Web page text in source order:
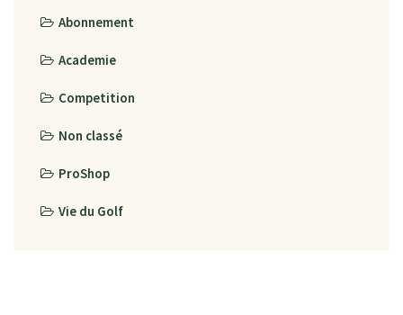
Abonnement
Academie
Competition
Non classé
ProShop
Vie du Golf